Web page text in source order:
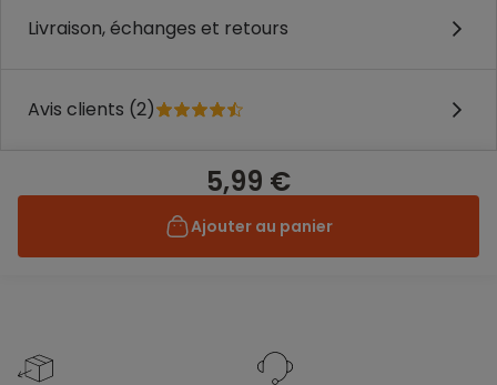
Livraison, échanges et retours
Avis clients (2)
5,99 €
Ajouter au panier